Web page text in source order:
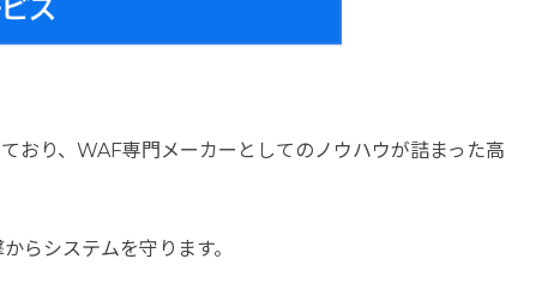
おり、WAF専門メーカーとしてのノウハウが詰まった高
らシステムを守ります。